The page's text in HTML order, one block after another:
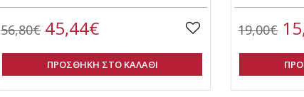
56,80€ 45,44€
ΠΡΟΣΘΗΚΗ ΣΤΟ ΚΑΛΑΘΙ
19,00€